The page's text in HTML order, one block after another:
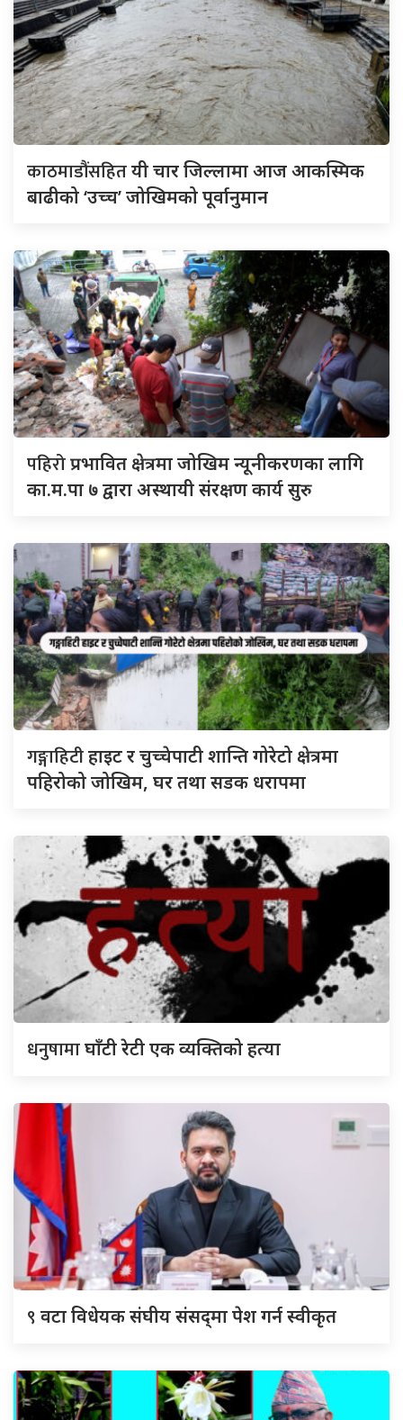
काठमाडौंसहितयी चार जिल्लामा आज आकस्मिक
बाढीको ‘उच्च’ जोखिमको पूर्वानुमान
पहिरोप्रभावित क्षेत्रमा जोखिम न्यूनीकरणका लागि
का.म.पा ७ द्वारा अस्थायी संरक्षण कार्य सुरु
गङ्गाहिटीहाइट र चुच्चेपाटी शान्ति गोरेटो क्षेत्रमा
पहिरोको जोखिम, घर तथा सडक धरापमा
धनुषामाघाँटी रेटी एक व्यक्तिको हत्या
९ वटा विधेयक संघीय संसद्‌मा पेश गर्न स्वीकृत